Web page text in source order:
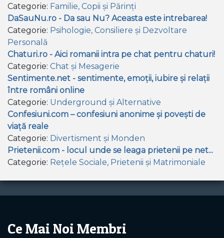
Categorie: Familie, Copii și Părinți
DaSauNu.ro - Da sau Nu? Aceasta este intrebarea!
Categorie: Psihologie, Consiliere și Dezvoltare
Personală
Chaturi.ro - Aici romanii intra pe chat pentru chaturi!
Categorie: Chat și Mesagerie
Sentimente.net - sentimente, emoții, iubire și relații
între români online
Categorie: Underground și Alternative
Confesiuni.com – confesiuni anonime și povești de
viață reale
Categorie: Divertisment și Monden
Prietenii.com - locul unde se leaga prietenii pe net...
Categorie: Rețele Sociale, Prietenii și Matrimoniale
Ce Mai Noi Membri